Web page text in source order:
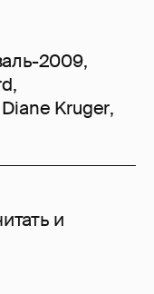
2009,
,
Diane Kruger,
и